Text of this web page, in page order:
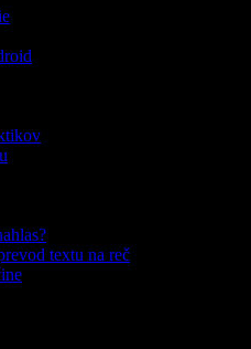
textu na reč